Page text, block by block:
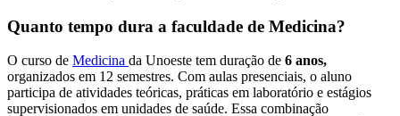
Quanto tempo dura a faculdade de Medicina?
O curso de Medicina da Unoeste tem duração de 6 anos,
organizados em 12 semestres. Com aulas presenciais, o aluno
participa de atividades teóricas, práticas em laboratório e estágios
supervisionados em unidades de saúde. Essa combinação